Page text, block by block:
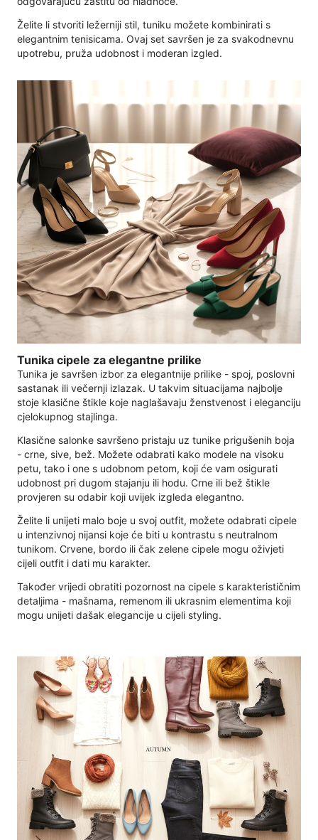
Želite li stvoriti ležerniji stil, tuniku možete kombinirati s
elegantnim tenisicama. Ovaj set savršen je za svakodnevnu
upotrebu, pruža udobnost i moderan izgled.
Tunika cipele za elegantne prilike
Tunika je savršen izbor za elegantnije prilike - spoj, poslovni
sastanak ili večernji izlazak. U takvim situacijama najbolje
stoje klasične štikle koje naglašavaju ženstvenost i eleganciju
cjelokupnog stajlinga.
Klasične salonke savršeno pristaju uz tunike prigušenih boja
- crne, sive, bež. Možete odabrati kako modele na visoku
petu, tako i one s udobnom petom, koji će vam osigurati
udobnost pri dugom stajanju ili hodu. Crne ili bež štikle
provjeren su odabir koji uvijek izgleda elegantno.
Želite li unijeti malo boje u svoj outfit, možete odabrati cipele
u intenzivnoj nijansi koje će biti u kontrastu s neutralnom
tunikom. Crvene, bordo ili čak zelene cipele mogu oživjeti
cijeli outfit i dati mu karakter.
Također vrijedi obratiti pozornost na cipele s karakterističnim
detaljima - mašnama, remenom ili ukrasnim elementima koji
mogu unijeti dašak elegancije u cijeli styling.